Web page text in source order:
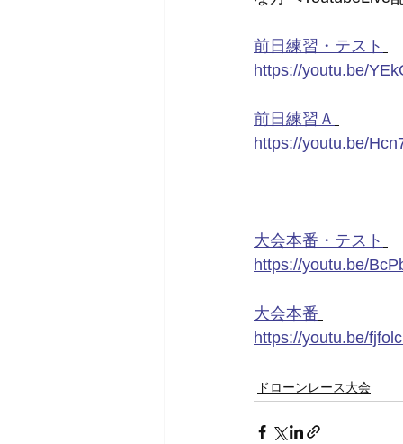
前日練習・テスト
https://youtu.be/
前日練習Ａ
https://youtu.be/
大会本番・テスト
https://youtu.be/
大会本番
https://youtu.be/
ドローンレース大会